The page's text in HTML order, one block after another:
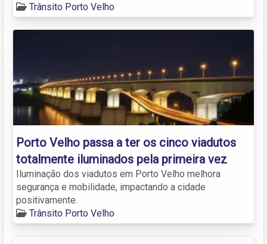
Trânsito Porto Velho
Porto Velho passa a ter os cinco viadutos
totalmente iluminados pela primeira vez
Iluminação dos viadutos em Porto Velho melhora
segurança e mobilidade, impactando a cidade
positivamente.
Trânsito Porto Velho